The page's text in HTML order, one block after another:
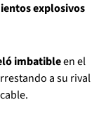
explosivos
imbatibleen el
a su rival